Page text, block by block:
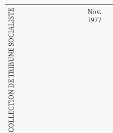
COLLECTION DE TRIBUNE SOCIALISTE
Nov.
1977